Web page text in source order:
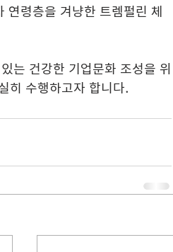
령층을 겨냥한 트렘펄린 체
는 건강한 기업문화 조성을 위
히 수행하고자 합니다.